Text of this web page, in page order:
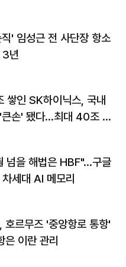
' 임성근 전 사단장 항소
3년
쌓인 SK하이닉스, 국내
큰손' 됐다…최대 40조 투
넘을 해법은 HBF"…구글
세대 AI 메모리
호르무즈 '중앙항로 통항'
이란 관리